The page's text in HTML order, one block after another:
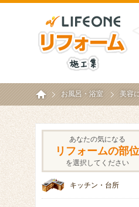
ホームお風呂・浴室 美容
あなたの気になる
リフォームの部位
を選択してください
キッチン・台所